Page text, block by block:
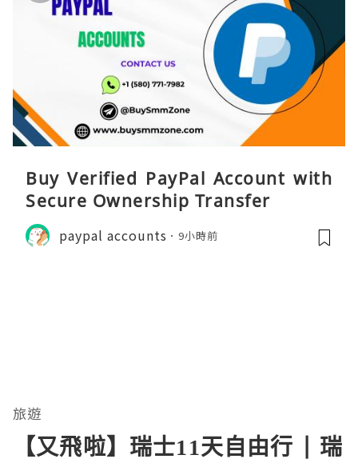
Buy Verified PayPal Account with
Secure Ownership Transfer
paypal accounts 9小時前
旅遊
【又飛啦】瑞士11天自由行 | 瑞